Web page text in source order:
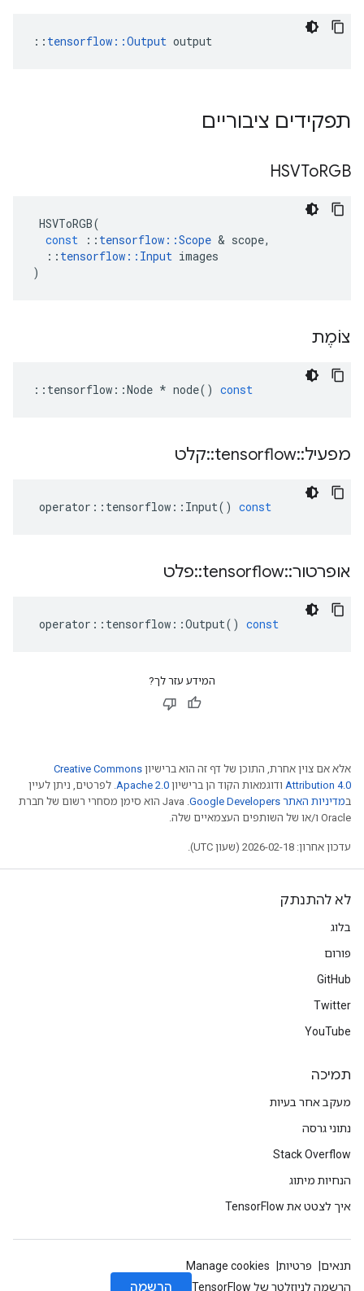
:: tensorflow::Output output
תפקידים ציבוריים
HSVToRGB
HSVToRGB(
const
:: tensorflow ::Scope & scope,
:: tensorflow :: Input images
)
צוֹמֶת
:: tensorflow ::Node * node() const
מפעיל::
tensorflow
::קלט
operator :: tensorflow :: Input() const
אופרטור::
tensorflow
::פלט
operator :: tensorflow ::Output() const
המידע עזר לך?
אלא אם צוין אחרת, התוכן של דף זה הוא ברישיון Creative Commons
Attribution 4.0 ודוגמאות הקוד הן ברישיון Apache 2.0. לפרטים, ניתן לעיין
במדיניות האתר Google Developers‏
.‏ Java הוא סימן מסחרי רשום של חברת
Oracle ו/או של השותפים העצמאיים שלה.
עדכון אחרון: 2026-02-18 (שעון UTC).
לא להתנתק
בלוג
פורום
GitHub
Twitter
YouTube
תמיכה
מעקב אחר בעיות
נתוני גרסה
Stack Overflow
הנחיות מיתוג
איך לצטט את TensorFlow
תנאים פרטיות
Manage cookies
הרשמה לניוזלטר של TensorFlow
הרשמה